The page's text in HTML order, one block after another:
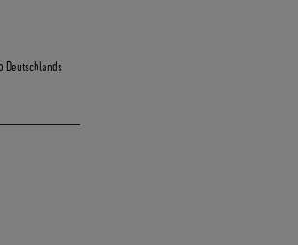
Deutschlands